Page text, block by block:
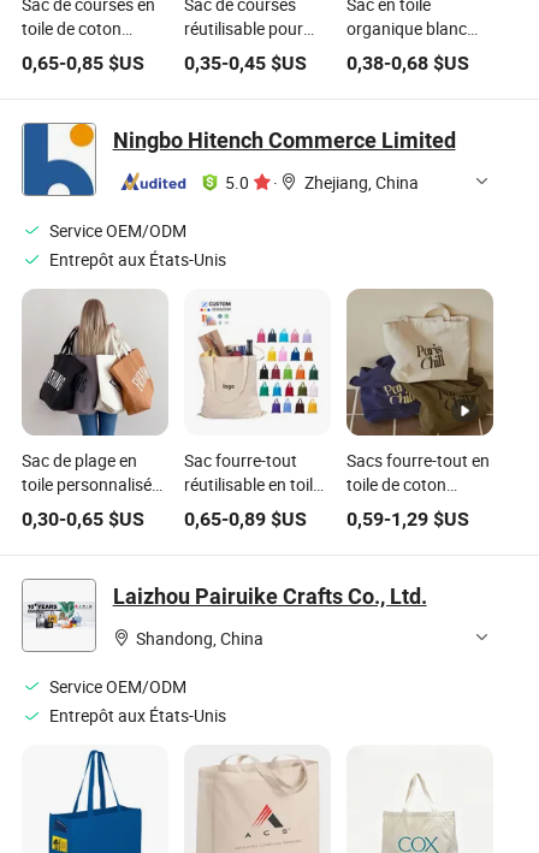
Sac de courses en
toile de coton
recyclable imprimé
avec logo
personnalisé
0,65-0,85 $US
Sac de courses
réutilisable pour
femmes en gros,
sac de shopping
pliable en toile
sac fourre-tout
écologique
0,35-0,45$US
Sac en toile
organique blanc
petit avec logo
personnalisé en
coton et lin, sac à
0,38-0,68$US
Ningbo Hitench Commerce Limited
5.0 · Zhejiang, China
Service OEM/ODM
Entrepôt aux États-Unis
Sac de plage en
toile personnalisé
avec logo imprimé,
sac de voyage
surdimensionné
pour le shopping
0,30-0,65 $US
Sac fourre-tout
réutilisable en toile
de coton biologique
personnalisé, sac
de shopping
0,65-0,89$US
Sacs fourre-tout en
toile de coton
recyclé
personnalisés avec
logo pour les
0,59-1,29$US
Laizhou Pairuike Crafts Co., Ltd.
Shandong, China
Service OEM/ODM
Entrepôt aux États-Unis